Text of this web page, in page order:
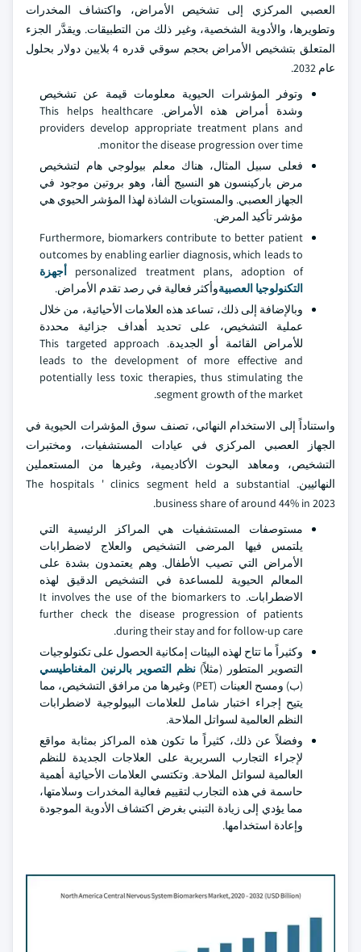
العصبي المركزي إلى تشخيص الأمراض، واكتشاف المخدرات
وتطويرها، والأدوية الشخصية، وغير ذلك من التطبيقات. ويقدَّر الجزء
المتعلق بتشخيص الأمراض بحجم سوقي قدره 4 بلايين دولار بحلول
عام 2032.
وتوفر المؤشرات الحيوية معلومات قيمة عن تشخيص
وشدة أمراض هذه الأمراض. This helps healthcare
providers develop appropriate treatment plans and
monitor the disease progression over time.
فعلى سبيل المثال، هناك معلم بيولوجي هام لتشخيص
مرض باركينسون هو النسيج ألفا، وهو بروتين موجود في
الجهاز العصبي. والمستويات الشاذة لهذا المؤشر الحيوي هي
مؤشر تأكيد المرض.
Furthermore, biomarkers contribute to better patient
outcomes by enabling earlier diagnosis, which leads to
personalized treatment plans, adoption of
أجهزة
التكنولوجيا العصبيةوأكثر فعالية في رصد تقدم الأمراض.
وبالإضافة إلى ذلك، تساعد هذه العلامات الأحيائية، من خلال
عملية التشخيص، على تحديد أهداف جزائية محددة
للأمراض القائمة أو الجديدة. This targeted approach
leads to the development of more effective and
potentially less toxic therapies, thus stimulating the
segment growth of the market.
واستناداً إلى الاستخدام النهائي، تصنف سوق المؤشرات الحيوية في
الجهاز العصبي المركزي في عيادات المستشفيات، ومختبرات
التشخيص، ومعاهد البحوث الأكاديمية، وغيرها من المستعملين
النهائيين. The hospitals ' clinics segment held a substantial
business share of around 44% in 2023.
مستوصفات المستشفيات هي المراكز الرئيسية التي
يلتمس فيها المرضى التشخيص والعلاج لاضطرابات
الأمراض التي تصيب الأطفال. وهم يعتمدون بشدة على
المعالم الحيوية للمساعدة في التشخيص الدقيق لهذه
الاضطرابات. It involves the use of the biomarkers to
further check the disease progression of patients
during their stay and for follow-up care.
وكثيراً ما تتاح لهذه البيئات إمكانية الحصول على تكنولوجيات
التصوير المتطور (مثلاً)نظم التصوير بالرنين المغناطيسي
(ب) ومسح العينات (PET) وغيرها من مرافق التشخيص، مما
يتيح إجراء اختبار شامل للعلامات البيولوجية لاضطرابات
النظم العالمية لسواتل الملاحة.
وفضلاً عن ذلك، كثيراً ما تكون هذه المراكز بمثابة مواقع
لإجراء التجارب السريرية على العلاجات الجديدة للنظم
العالمية لسواتل الملاحة. وتكتسي العلامات الأحيائية أهمية
حاسمة في هذه التجارب لتقييم فعالية المخدرات وسلامتها،
مما يؤدي إلى زيادة التبني بغرض اكتشاف الأدوية الموجودة
وإعادة استخدامها.